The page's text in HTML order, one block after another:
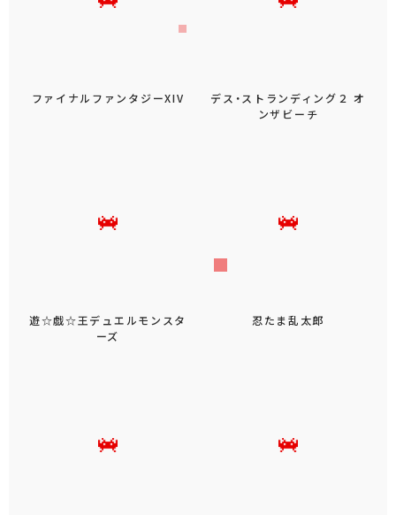
ファイナルファンタジーXIV
デス・ストランディング２ オ
ンザビーチ
遊☆戯☆王デュエルモンスタ
ーズ
忍たま乱太郎